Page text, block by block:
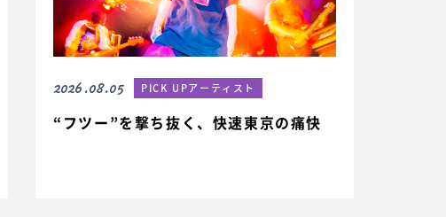
2026.08.05 PICK UPアーティスト
“フツー”を撃ち抜く、快速東京の痛快